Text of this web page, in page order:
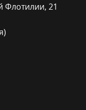
Флотилии, 21